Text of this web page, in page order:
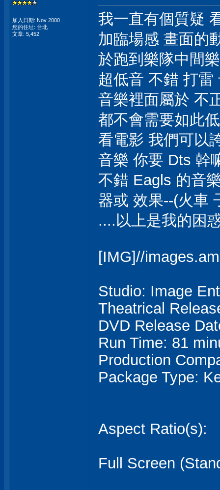
加入日期: Nov 2000
您的住址: 台北
文章: 5,452
我一直有個質疑
加臨場感 畫面的
於跑到樂隊中間
超低音 不錯 打
音樂裡面屬於 不
都不會需要如此
看電影 我們可以
音樂 你要 Dts 幹
不錯 Eagls 的音
器或 效果--(火車
....以上是我的困
[IMG]//
Studio: Image
Theatrical
DVD Release
Run Time: 81
Production
Package Type:
Aspect Ratio(s):
Full Screen